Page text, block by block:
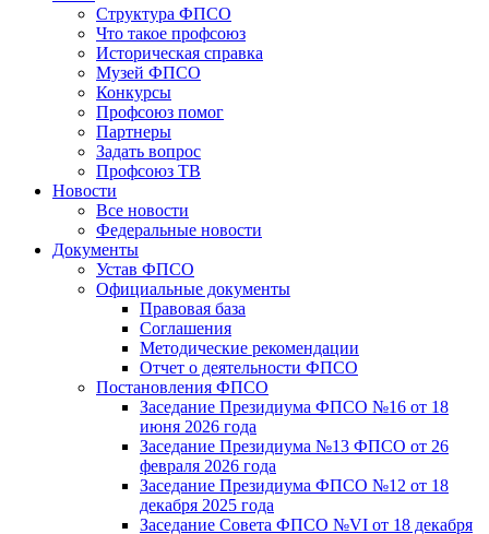
Структура ФПСО
Что такое профсоюз
Историческая справка
Музей ФПСО
Конкурсы
Профсоюз помог
Партнеры
Задать вопрос
Профсоюз ТВ
Новости
Все новости
Федеральные новости
Документы
Устав ФПСО
Официальные документы
Правовая база
Соглашения
Методические рекомендации
Отчет о деятельности ФПСО
Постановления ФПСО
Заседание Президиума ФПСО №16 от 18
июня 2026 года
Заседание Президиума №13 ФПСО от 26
февраля 2026 года
Заседание Президиума ФПСО №12 от 18
декабря 2025 года
Заседание Совета ФПСО №VI от 18 декабря